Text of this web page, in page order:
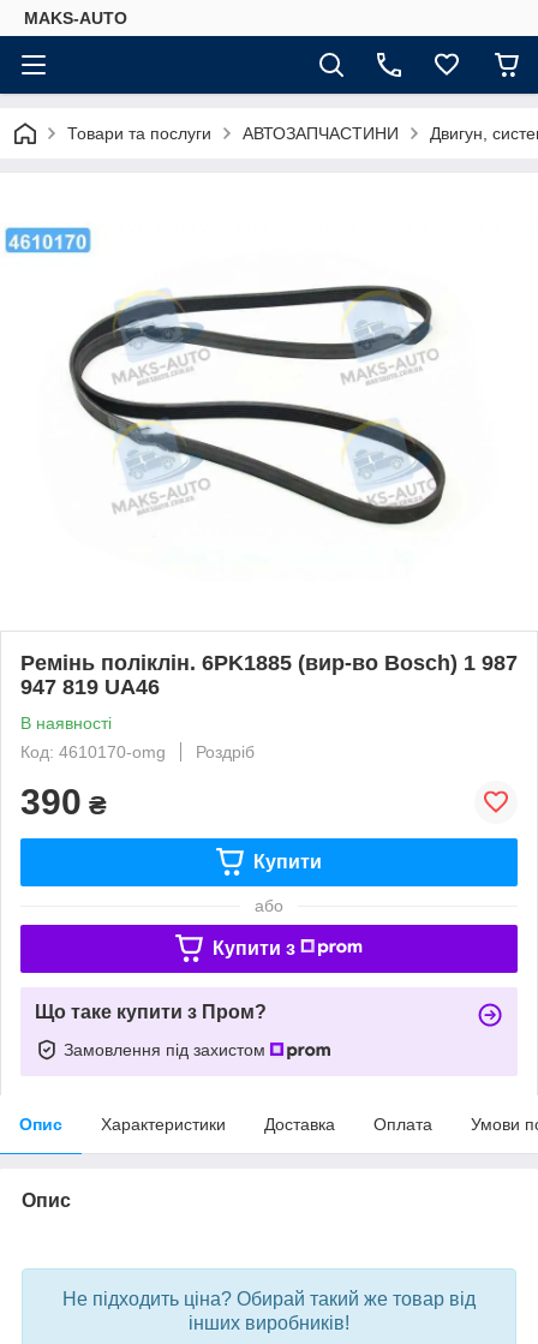
MAKS-AUTO
Товари та послуги АВТОЗАПЧАСТИНИ Двигун,
Ремінь поліклін. 6PK1885 (вир-во Bosch) 1 987
947 819 UA46
В наявності
Код: 4610170-omg
Роздріб
390 ₴
Купити
або
Купити з
Що таке купити з Пром?
Замовлення під захистом
Опис Характеристики Доставка Оплата Умови
Опис
Не підходить ціна? Обирай такий же товар від
інших виробників!